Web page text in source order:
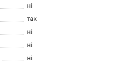
ні
так
ні
ні
ні